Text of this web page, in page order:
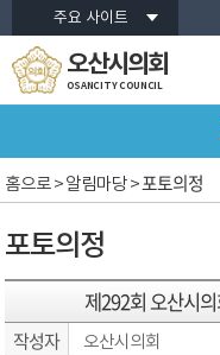
본문바로가기주요 사이트
오산시의회
OSANCITY COUNCIL
포토의정
홈으로> 알림마당 >포토의정
제292회 오산시
작성자 오산시의회